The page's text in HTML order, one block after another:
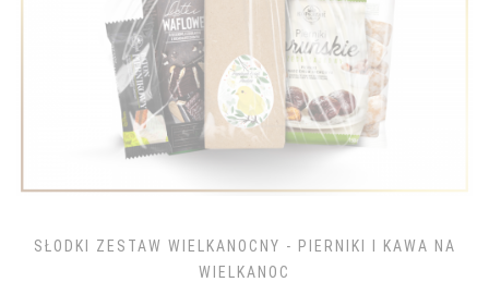
SŁODKI ZESTAW WIELKANOCNY - PIERNIKI I KAWA NA
WIELKANOC